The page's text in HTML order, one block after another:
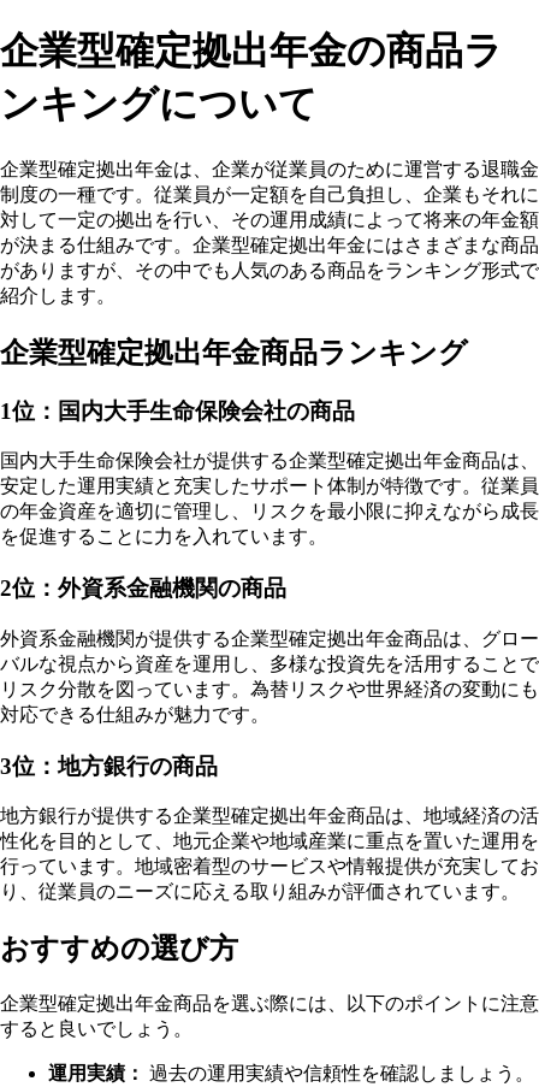
企業型確定拠出年金の商品ラ
ンキングについて
企業型確定拠出年金は、企業が従業員のために運営する退職金
制度の一種です。従業員が一定額を自己負担し、企業もそれに
対して一定の拠出を行い、その運用成績によって将来の年金額
が決まる仕組みです。企業型確定拠出年金にはさまざまな商品
がありますが、その中でも人気のある商品をランキング形式で
紹介します。
企業型確定拠出年金商品ランキング
1位：国内大手生命保険会社の商品
国内大手生命保険会社が提供する企業型確定拠出年金商品は、
安定した運用実績と充実したサポート体制が特徴です。従業員
の年金資産を適切に管理し、リスクを最小限に抑えながら成長
を促進することに力を入れています。
2位：外資系金融機関の商品
外資系金融機関が提供する企業型確定拠出年金商品は、グロー
バルな視点から資産を運用し、多様な投資先を活用することで
リスク分散を図っています。為替リスクや世界経済の変動にも
対応できる仕組みが魅力です。
3位：地方銀行の商品
地方銀行が提供する企業型確定拠出年金商品は、地域経済の活
性化を目的として、地元企業や地域産業に重点を置いた運用を
行っています。地域密着型のサービスや情報提供が充実してお
り、従業員のニーズに応える取り組みが評価されています。
おすすめの選び方
企業型確定拠出年金商品を選ぶ際には、以下のポイントに注意
すると良いでしょう。
運用実績： 過去の運用実績や信頼性を確認しましょう。